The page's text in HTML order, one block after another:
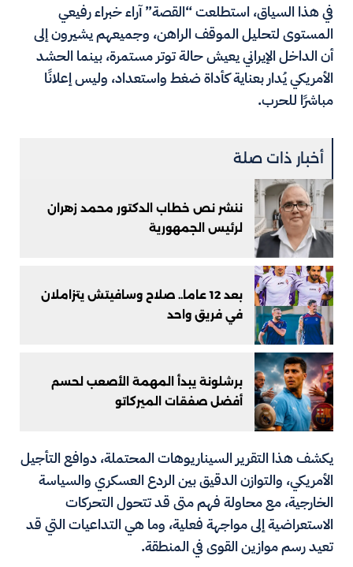
في هذا السياق، استطلعت “القصة” آراء خبراء رفيعي
المستوى لتحليل الموقف الراهن، وجميعهم يشيرون إلى
أن الداخل الإيراني يعيش حالة توتر مستمرة، بينما الحشد
الأمريكي يُدار بعناية كأداة ضغط واستعداد، وليس إعلانًا
مباشرًا للحرب.
أخبار ذات صلة
ننشر نص خطاب الدكتور محمد زهران
لرئيس الجمهورية
بعد 12 عاما.. صلاح وسافيتش يتزاملان
في فريق واحد
برشلونة يبدأ المهمة الأصعب لحسم
أفضل صفقات الميركاتو
يكشف هذا التقرير السيناريوهات المحتملة، دوافع التأجيل
الأمريكي، والتوازن الدقيق بين الردع العسكري والسياسة
الخارجية، مع محاولة فهم متى قد تتحول التحركات
الاستعراضية إلى مواجهة فعلية، وما هي التداعيات التي قد
تعيد رسم موازين القوى في المنطقة.